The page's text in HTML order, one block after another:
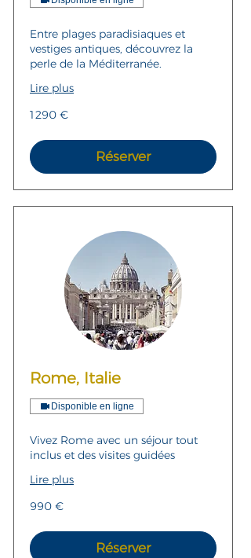
Entre plages paradisiaques et
vestiges antiques, découvrez la
perle de la Méditerranée.
Lire plus
1 290
euros
1 290 €
Réserver
Rome, Italie
Disponible en ligne
Vivez Rome avec un séjour tout
inclus et des visites guidées
Lire plus
990
euros
990 €
Réserver